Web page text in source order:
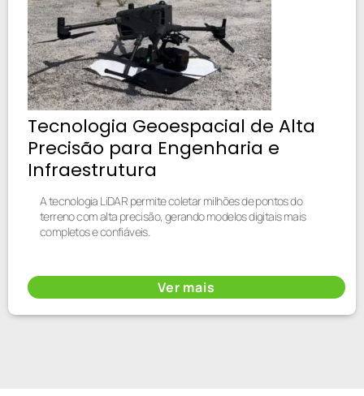
Tecnologia Geoespacial de Alta
Precisão para Engenharia e
Infraestrutura
A tecnologia LiDAR permite coletar milhões de pontos do
terreno com alta precisão, gerando modelos digitais mais
completos e confiáveis.
Ver mais